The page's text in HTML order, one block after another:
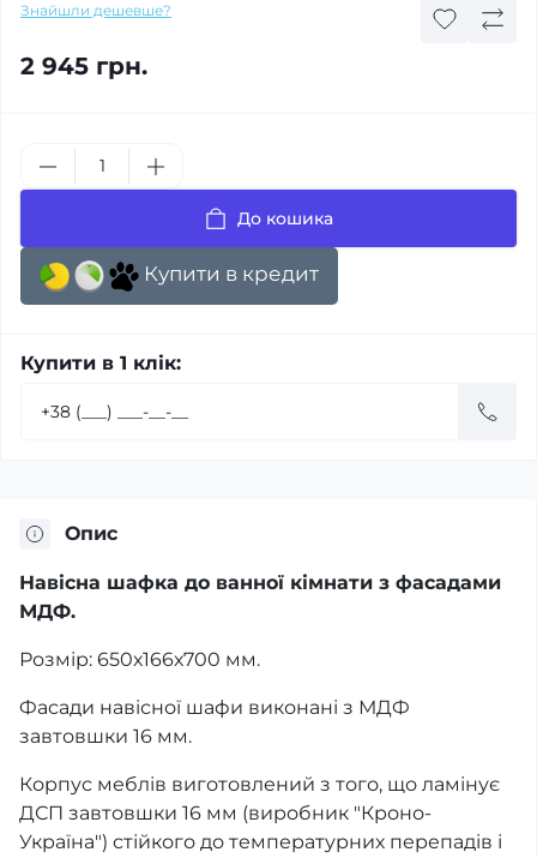
Знайшли дешевше?
2 945 грн.
До кошика
Купити в кредит
Купити в 1 клік:
Опис
Навісна шафка до ванної кімнати з фасадами
МДФ.
Розмір: 650х166х700 мм.
Фасади навісної шафи виконані з МДФ
завтовшки 16 мм.
Корпус меблів виготовлений з того, що ламінує
ДСП завтовшки 16 мм (виробник "Кроно-
Україна") стійкого до температурних перепадів і